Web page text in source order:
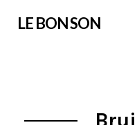
LE BON SON